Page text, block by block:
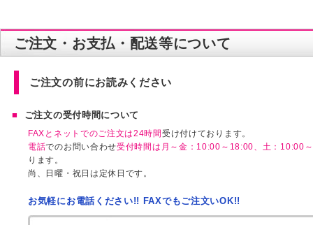
ご注文・お支払・配送等について
ご注文の前にお読みください
ご注文の受付時間について
FAXとネットでのご注文は24時間受け付けております。
電話でのお問い合わせ受付時間は月～金：10:00～18:00、土：10:00
ります。
尚、日曜・祝日は定休日です。
お気軽にお電話ください!! FAXでもご注文いOK!!